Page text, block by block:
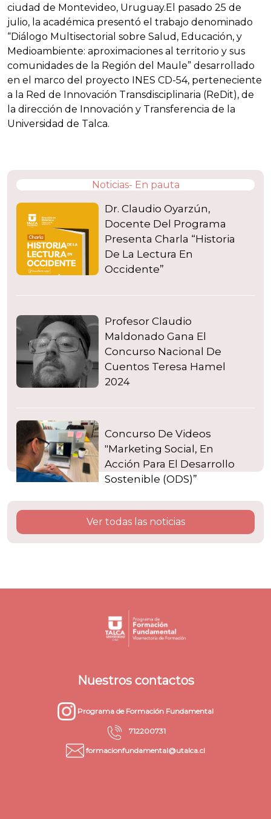
ciudad de Montevideo, Uruguay.El pasado 25 de
julio, la académica presentó el trabajo denominado
“Diálogo Multisectorial sobre Salud, Educación, y
Medioambiente: aproximaciones al territorio y sus
comunidades de la Región del Maule” desarrollado
en el marco del proyecto INES CD-54, perteneciente
a la Red de Innovación Transdisciplinaria (ReDit), de
la dirección de Innovación y Transferencia de la
Universidad de Talca.
Noticias- En pauta
Dr. Claudio Oyarzún,
Docente Del Programa
Presenta Charla “Historia
De La Lectura En
Occidente”
Profesor Claudio
Maldonado Gana El
Concurso Nacional De
Cuentos Teresa Hamel
2024
Concurso De Videos
"Marketing Social, En
Acción Para El Desarrollo
Sostenible (ODS)”
Ver todas las noticias
Nuestros contactos
Programa de Formación Fundamental
712200731
formacionfundamental@utalca.cl